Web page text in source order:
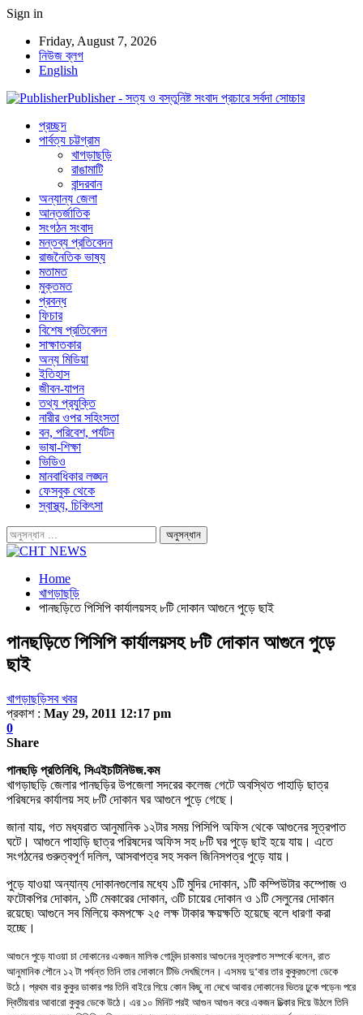
Sign in
Friday, August 7, 2026
নিউজ ব্লগ
English
Publisher - সত্য ও বস্তুনিষ্ট সংবাদ প্রচারে সর্বদা সোচ্চার
প্রচ্ছদ
পার্বত্য চট্টগ্রাম
খাগড়াছড়ি
রাঙামাটি
বান্দরবান
অন্যান্য জেলা
আন্তর্জাতিক
সংগঠন সংবাদ
মন্তব্য প্রতিবেদন
রাজনৈতিক ভাষ্য
মতামত
মুক্তমত
প্রবন্ধ
ফিচার
বিশেষ প্রতিবেদন
সাক্ষাতকার
অন্য মিডিয়া
ইতিহাস
জীবন-যাপন
তথ্য প্রযুক্তি
নারীর ওপর সহিংসতা
বন, পরিবেশ, পর্যটন
ভাষা-শিক্ষা
ভিডিও
মানবাধিকার লঙ্ঘন
ফেসবুক থেকে
স্বাস্থ্য, চিকিৎসা
Home
খাগড়াছড়ি
পানছড়িতে পিসিপি কার্যালয়সহ ৮টি দোকান আগুনে পুড়ে ছাই
পানছড়িতে পিসিপি কার্যালয়সহ ৮টি দোকান আগুনে পুড়ে
ছাই
খাগড়াছড়িসব খবর
প্রকাশ : May 29, 2011 12:17 pm
0
Share
পানছড়ি প্রতিনিধি, সিএইচটিনিউজ.কম
খাগড়াছড়ি জেলার পানছড়ির উপজেলা সদরের কলেজ গেটে অবস্থিত পাহাড়ি ছাত্র
পরিষদের কার্যালয় সহ ৮টি দোকান ঘর আগুনে পুড়ে গেছে।
জানা যায়, গত মধ্যরাত আনুমানিক ১২টার সময় পিসিপি অফিস থেকে আগুনের সূত্রপাত
ঘটে। আগুনেপাহাড়ি ছাত্র পরিষদের অফিস সহ ৮টিঘরপুড়ে ছাই হয়ে যায় । এতে
সংগঠনের গুরুত্বপূর্ণ দলিল, আসবাপত্র সহ সকল জিনিসপত্র পুড়ে যায় ।
পুড়ে যাওয়া অন্যান্য দোকানগুলোর মধ্যে ১টি মুদির দোকান, ১টি কম্পিউটার কম্পোজ ও
ফটোকপির দোকান, ১টি মেকারের দোকান, ৩টি চায়ের দোকান ও ১টি সেলুনের দোকান
রয়েছে৷ আগুনে সব মিলিয়ে কমপক্ষে ২৫ লক্ষ টাকারক্ষয়ক্ষতি হয়েছে বলে ধারণা করা
হচ্ছে ।
আগুনে পুড়ে যাওয়া চা দোকানের একজন মালিক গোবিন্দ চাকমার আগুনের সূত্রপাত সম্পর্কে বলেন রাত
আনুমানিক পৌনে ১২ টা পর্যন্ত তিনি তার দোকানে টিভি দেখছিলেন । এসময় দু‘বার তার কুকুরগুলো ডেকে
উঠে। প্রথম বার কুকুর ডাকার পর তিনি বাইরে গিয়ে কোন কিছু না দেখে আবার দোকানের ভিতর ঢুকে পড়েন৷ পরে
দ্বিতীয়বার আবারো কুকুর ডেকে উঠে। এর ১০ মিনিট পরই আগুন আগুন করে একজন চিত্‍কার দিয়ে উঠলে তিনি